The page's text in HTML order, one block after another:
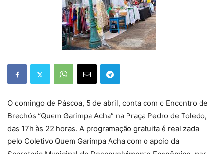
O domingo de Páscoa, 5 de abril, conta com o Encontro de
Brechós “Quem Garimpa Acha” na Praça Pedro de Toledo,
das 17h às 22 horas. A programação gratuita é realizada
pelo Coletivo Quem Garimpa Acha com o apoio da